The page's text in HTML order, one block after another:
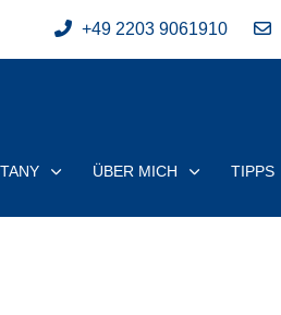
+49 2203 9061910
ÜBER MICH TIPPS